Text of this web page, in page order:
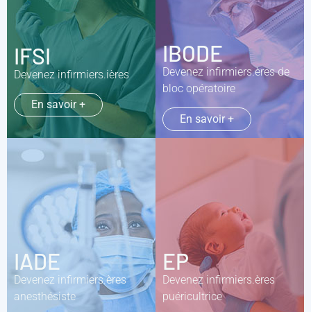
IFSI
Devenez infirmiers.ières
En savoir +
IBODE
Devenez infirmiers.ères de
bloc opératoire
En savoir +
IADE
Devenez infirmiers.ères
anesthésiste
EP
Devenez infirmiers.ères
puéricultrice